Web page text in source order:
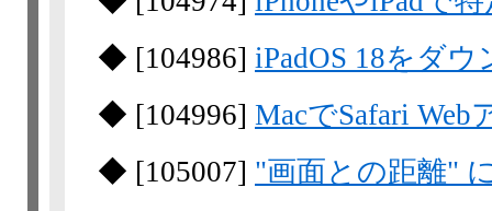
◆ [104986] iPadOS 18をダ
◆ [104996] MacでSafari Web
◆ [105007] "画面との距離"